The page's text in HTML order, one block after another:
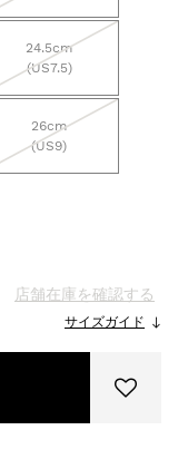
24.5cm
(US7.5)
26cm
(US9)
店舗在庫を確認する
サイズガイド